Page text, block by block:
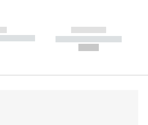
--------
------------
----------- -----------